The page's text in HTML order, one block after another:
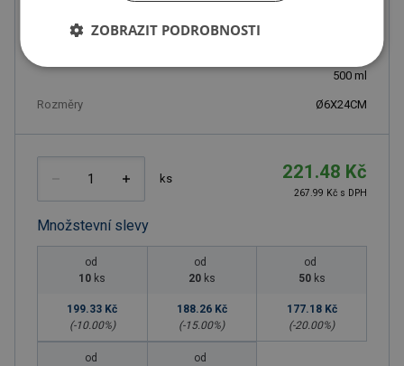
500 ml
Rozměry Ø6X24CM
ks 221.48 Kč
267.99 Kč s DPH
Množstevní slevy
od
10 ks
199.33 Kč
(-10.00%)
od
20 ks
188.26 Kč
(-15.00%)
od
50 ks
177.18 Kč
(-20.00%)
od
od
ZOBRAZIT PODROBNOSTI